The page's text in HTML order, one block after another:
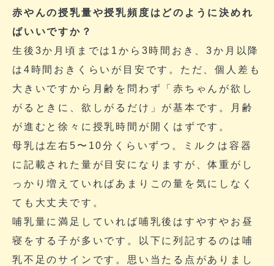
赤やんの授乳量や授乳頻度はどのように決めれ
ばいいですか？
生後3か月頃までは1から3時間おき、3か月以降
は4時間おきくらいが目安です。ただ、個人差も
大きいですから月齢を問わず「赤ちゃんが欲し
がるときに、欲しがるだけ」が基本です。月齢
が進むと徐々に授乳時間が開くはずです。
母乳は左右5〜10分くらいずつ。ミルクは容器
に記載された量が目安になりますが、体重がし
っかり増えていればあまりこの量を気にしなく
ても大丈夫です。
哺乳量に満足していれば哺乳後はすやすやお昼
寝をする子が多いです。以下に列記するのは哺
乳不足のサインです。思い当たる点がありまし